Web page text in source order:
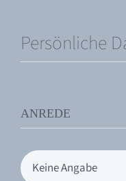
Persönliche
ANREDE